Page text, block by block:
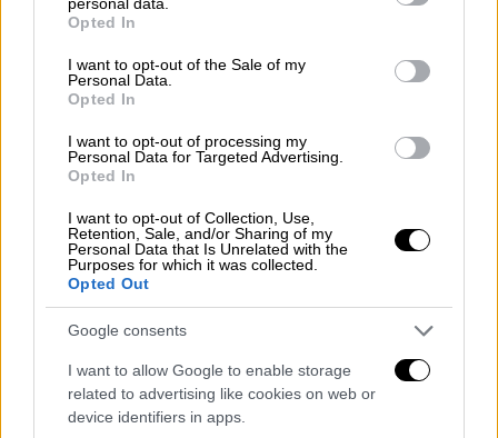
grant or deny consent to Google and its third-party tags to
use your data for below specified purposes in below Google
consent section.
Opted In
I want to opt-out of the Sale of my
Personal Data.
Opted In
I want to opt-out of processing my
Personal Data for Targeted Advertising.
Opted In
I want to opt-out of Collection, Use,
Retention, Sale, and/or Sharing of my
Personal Data that Is Unrelated with the
Purposes for which it was collected.
Opted Out
Google consents
I want to allow Google to enable storage
related to advertising like cookies on web or
device identifiers in apps.
Από την πλευρά της, η εφημερίδα Wall Street
Journal σημείωσε πωςΆραβες
οι οποίοι
μεσολαβούν στις συνομιλίες δεν
αναμένουν
διαπραγματεύσεωνπαρά αφού ορκιστεί και
αναλάβει την
Τραμπ, την 20ή Ιανουαρίου.
Τραμπείχε απειλήσει τη
«πληρώσει» πολύ ακριβά αν οι όμηροι δεν
την ορκωμοσία του -δεν έκανε ποτέ σαφές
εννοούσε.